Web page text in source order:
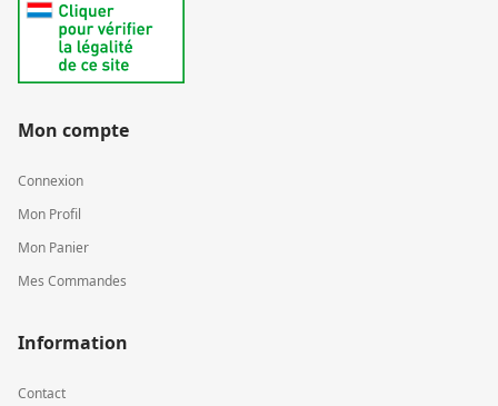
Mon compte
Connexion
Mon Profil
Mon Panier
Mes Commandes
Information
Contact